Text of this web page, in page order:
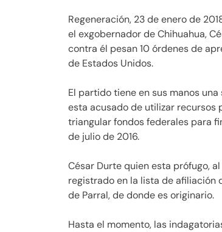
Regeneración, 23 de enero de
el exgobernador de Chihuahua,
contra él pesan 10 órdenes de
de Estados Unidos.
El partido tiene en sus manos
esta acusado de utilizar recursos
triangular fondos federales para
de julio de 2016.
César Durte quien esta prófugo,
registrado en la lista de afiliación
de Parral, de donde es originario.
Hasta el momento, las